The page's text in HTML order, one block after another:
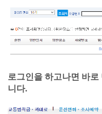
로그인을 하고나면 바
니다.